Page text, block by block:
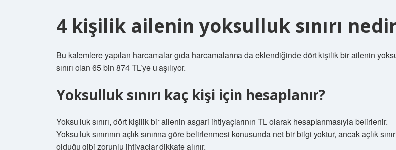
4 kişilik ailenin yoksulluk sınırı
Bu kalemlere yapılan harcamalar gıda harcamalarına da eklendiğinde dört kişilik bir ailenin
sınırı olan 65 bin 874 TL’ye ulaşılıyor.
Yoksulluk sınırı kaç kişi için hesaplanır?
Yoksulluk sınırı, dört kişilik bir ailenin asgari ihtiyaçlarının TL olarak hesaplanmasıyla belirlenir.
Yoksulluk sınırının açlık sınırına göre belirlenmesi konusunda net bir bilgi yoktur, ancak açlık
olduğu gibi zorunlu ihtiyaçlar dikkate alınır.